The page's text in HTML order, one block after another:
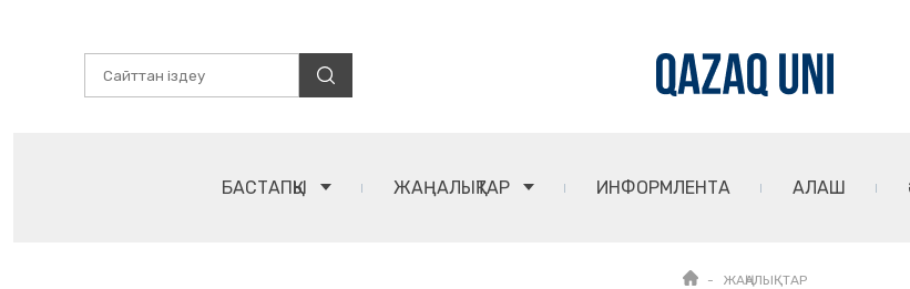
БАСТАПҚЫ ЖАҢАЛЫҚТАР ИНФОРМЛЕНТА АЛАШ
ЖАҢАЛЫҚТАР